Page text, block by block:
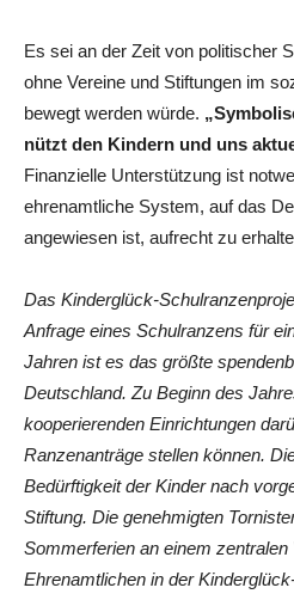
Es sei an der Zeit von politischer
ohne Vereine und Stiftungen im
bewegt werden würde.
nützt den Kindern und uns
Finanzielle Unterstützung ist
ehrenamtliche System, auf das
angewiesen ist, aufrecht zu
Das Kinderglück-
Anfrage eines Schulranzens für
Jahren ist es das größte
Deutschland. Zu Beginn des
kooperierenden Einrichtungen
Ranzenanträge stellen können.
Bedürftigkeit der Kinder nach
Stiftung. Die genehmigten
Sommerferien an einem zentralen
Ehrenamtlichen in der